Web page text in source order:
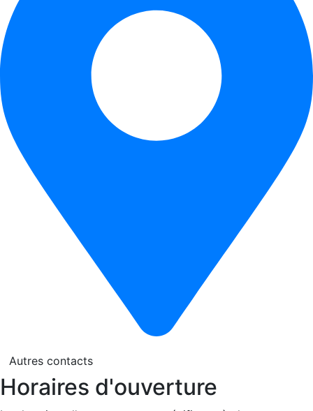
Autres contacts
Horaires d'ouverture